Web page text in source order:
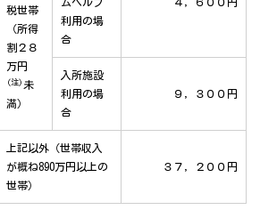
税世帯
（所得
割２８
万円
(注) 未
満）
利用の場
合
入所施設
利用の場
合
９，３００円
上記以外（世帯収入
が概ね890万円以上の
世帯）
３７，２００円